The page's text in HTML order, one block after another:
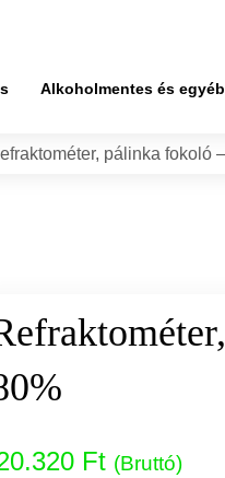
Alkoholmentes és
pálinka fokoló
Ft (Bruttó)